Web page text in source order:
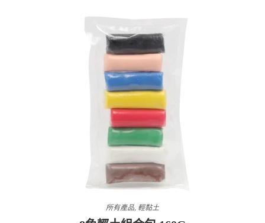
所有產品 輕黏土